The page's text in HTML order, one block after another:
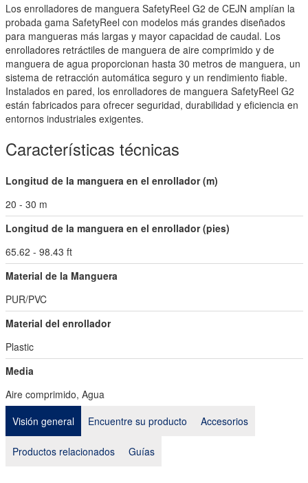
Los enrolladores de manguera SafetyReel G2 de CEJN amplían la
probada gama SafetyReel con modelos más grandes diseñados
para mangueras más largas y mayor capacidad de caudal. Los
enrolladores retráctiles de manguera de aire comprimido y de
manguera de agua proporcionan hasta 30 metros de manguera, un
sistema de retracción automática seguro y un rendimiento fiable.
Instalados en pared, los enrolladores de manguera SafetyReel G2
están fabricados para ofrecer seguridad, durabilidad y eficiencia en
entornos industriales exigentes.
Características técnicas
Longitud de la manguera en el enrollador (m)
20 - 30 m
Longitud de la manguera en el enrollador (pies)
65.62 - 98.43 ft
Material de la Manguera
PUR/PVC
Material del enrollador
Plastic
Media
Aire comprimido, Agua
Visión general
Encuentre su producto Accesorios
Productos relacionados Guías